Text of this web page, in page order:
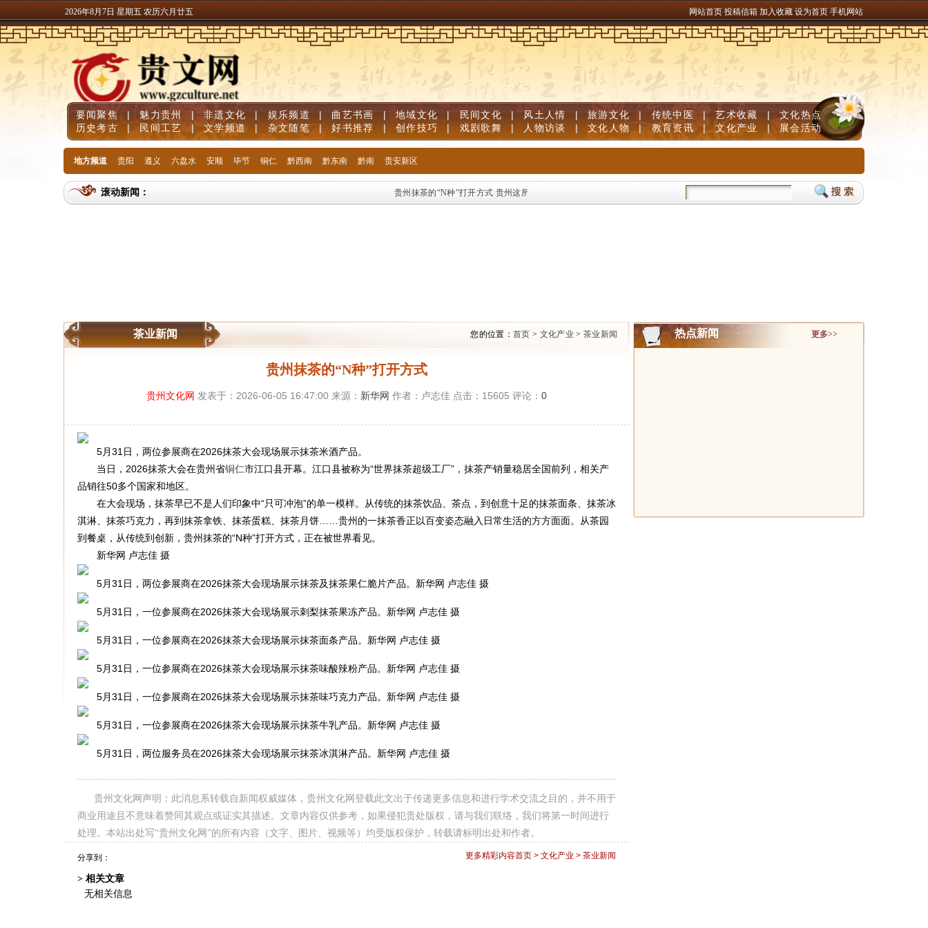
2026年8月7日 星期五 农历六月廿五 网站首页 投稿信箱 加入收藏 设为首页 手机网站
要闻聚焦 | 魅力贵州 | 非遗文化 | 娱乐频道 | 曲艺书画 | 地域文化 | 民间文化 | 风土人情 | 旅游文化 | 传统中医 | 艺术收藏 | 文化热点
历史考古
| 民间工艺 | 文学频道 | 杂文随笔 | 好书推荐 | 创作技巧 | 戏剧歌舞 | 人物访谈 | 文化人物 | 教育资讯 | 文化产业 | 展会活动
地方频道 贵阳 遵义 六盘水 安顺 毕节 铜仁 黔西南 黔东南 黔南 贵安新区
滚动新闻： 贵州抹茶的“N种”打开方式 贵州这所小学，办起了“校园吉尼斯” 学生脑思滞缓如何补脑调理？补脑品牌严选榜单，神经酸磷脂酰丝氨酸PS健脑
茶业新闻 您的位置： 首页 > 文化产业 > 茶业新闻
贵州抹茶的“N种”打开方式
贵州文化网 发表于：2026-06-05 16:47:00 来源： 新华网 作者：卢志佳 点击： 15605 评论： 0
5月31日，两位参展商在2026抹茶大会现场展示抹茶米酒产品。
当日，2026抹茶大会在贵州省铜仁市江口县开幕。江口县被称为“世界抹茶超级工厂”，抹茶产销量稳居全国前列，相关产
品销往50多个国家和地区。
在大会现场，抹茶早已不是人们印象中“只可冲泡”的单一模样。从传统的抹茶饮品、茶点，到创意十足的抹茶面条、抹茶冰
淇淋、抹茶巧克力，再到抹茶拿铁、抹茶蛋糕、抹茶月饼……贵州的一抹茶香正以百变姿态融入日常生活的方方面面。从茶园
到餐桌，从传统到创新，贵州抹茶的“N种”打开方式，正在被世界看见。
新华网 卢志佳 摄
5月31日，两位参展商在2026抹茶大会现场展示抹茶及抹茶果仁脆片产品。新华网 卢志佳 摄
5月31日，一位参展商在2026抹茶大会现场展示刺梨抹茶果冻产品。新华网 卢志佳 摄
5月31日，一位参展商在2026抹茶大会现场展示抹茶面条产品。新华网 卢志佳 摄
5月31日，一位参展商在2026抹茶大会现场展示抹茶味酸辣粉产品。新华网 卢志佳 摄
5月31日，一位参展商在2026抹茶大会现场展示抹茶味巧克力产品。新华网 卢志佳 摄
5月31日，一位参展商在2026抹茶大会现场展示抹茶牛乳产品。新华网 卢志佳 摄
5月31日，两位服务员在2026抹茶大会现场展示抹茶冰淇淋产品。新华网 卢志佳 摄
贵州文化网声明：此消息系转载自新闻权威媒体，贵州文化网登载此文出于传递更多信息和进行学术交流之目的，并不用于
商业用途且不意味着赞同其观点或证实其描述。文章内容仅供参考，如果侵犯贵处版权，请与我们联络，我们将第一时间进行
处理。本站出处写“贵州文化网”的所有内容（文字、图片、视频等）均受版权保护，转载请标明出处和作者。
分享到： 更多精彩内容首页 > 文化产业 > 茶业新闻
> 相关文章
无相关信息
热点新闻 更多>>